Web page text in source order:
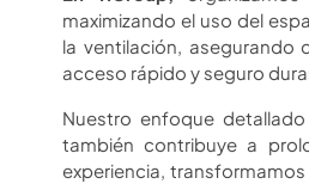
maximizando el uso del
la ventilación,
acceso rápido y seguro
Nuestro enfoque
también contribuye a
experiencia,